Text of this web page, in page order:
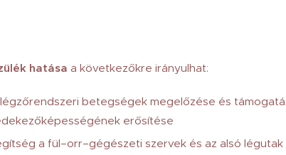
hatása a következőkre irányulhat:
betegségek megelőzése és
erősítése
a fül–orr–gégészeti szervek és az alsó